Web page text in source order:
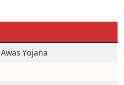
Yojana